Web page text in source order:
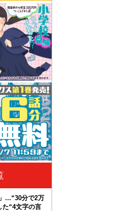
…“30分で2万
た“4文字の言